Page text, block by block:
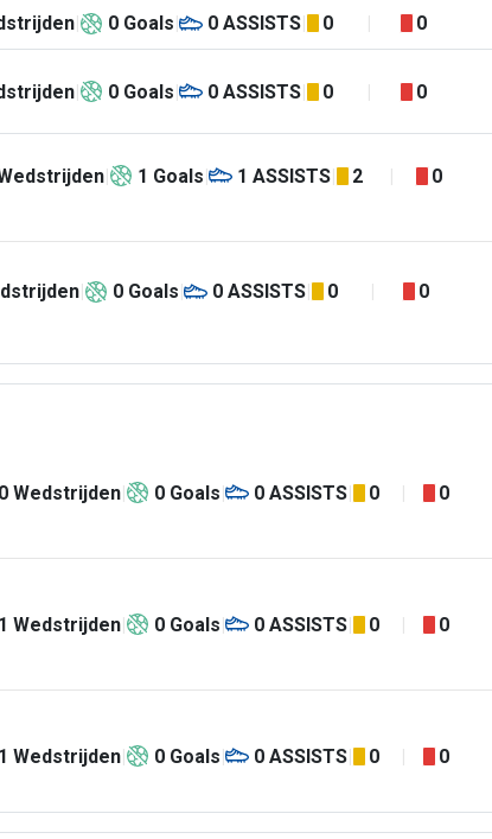
0 Goals 0 ASSISTS 0 0
0 Goals 0 ASSISTS 0 0
1 Goals 1 ASSISTS 2 0
0 Goals 0 ASSISTS 0 0
0 Wedstrijden 0 Goals 0 ASSISTS 0 0
1 Wedstrijden 0 Goals 0 ASSISTS 0 0
1 Wedstrijden 0 Goals 0 ASSISTS 0 0